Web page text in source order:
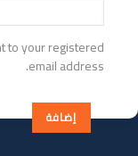
to your registered
email address.